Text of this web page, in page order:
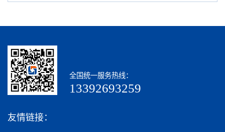
全国统一服务热线：
13392693259
友情链接：